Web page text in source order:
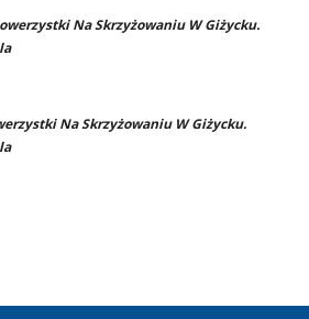
Na Skrzyżowaniu W Giżycku.
Na Skrzyżowaniu W Giżycku.